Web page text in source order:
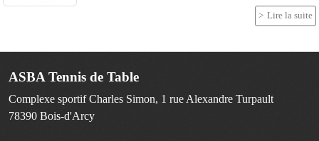
Lire la suite
ASBA Tennis de Table
Complexe sportif Charles Simon, 1 rue Alexandre Turpault
78390 Bois-d'Arcy